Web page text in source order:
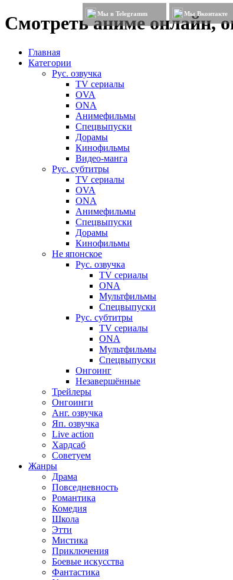
Смотреть аниме онлайн,
Мы в Telegramm Мы Вконтакте
Главная
Категории
Рус. озвучка
TV сериалы
OVA
ONA
Анимефильмы
Спецвыпуски
Дорамы
Кинофильмы
Видео-манга
Рус. субтитры
TV сериалы
OVA
ONA
Анимефильмы
Спецвыпуски
Дорамы
Кинофильмы
Не японское
Рус. озвучка
TV сериалы
ONA
Мультфильмы
Спецвыпуски
Рус. субтитры
TV сериалы
ONA
Мультфильмы
Спецвыпуски
Онгоинг
Незавершённые
Трейлеры
Онгоинги
Анг. озвучка
Яп. озвучка
Live action
Хардсаб
Советуем
Жанры
Драма
Повседневность
Романтика
Комедия
Школа
Этти
Мистика
Приключения
Боевые искусства
Фантастика